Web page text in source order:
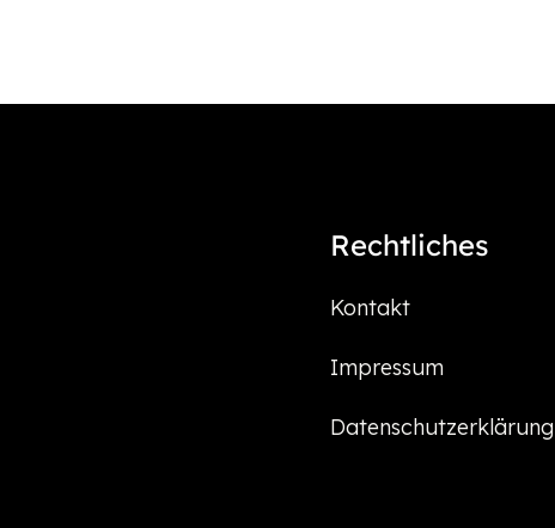
Rechtliches
Kontakt
Impressum
Datenschutzerklärung